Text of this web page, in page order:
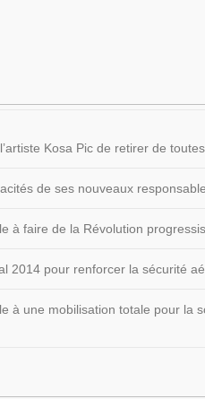
Kosa Pic de retirer de
de ses nouveaux
à faire de la Révolution
2014 pour renforcer la sécurité
à une mobilisation totale pour la